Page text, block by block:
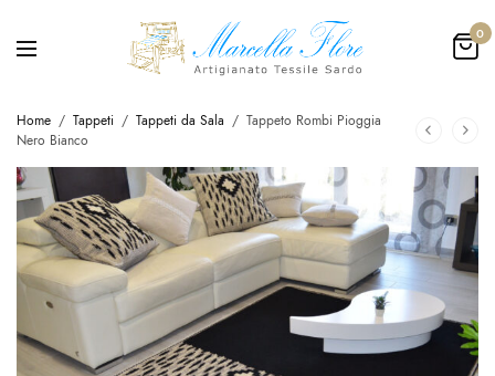
0
Home / Tappeti / Tappeti da Sala / Tappeto Rombi Pioggia
Nero Bianco